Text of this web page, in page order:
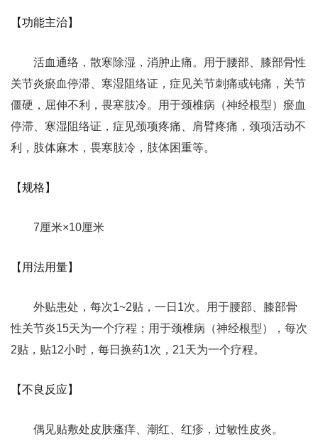
【功能主治】
活血通络，散寒除湿，消肿止痛。用于腰部、膝部骨性
关节炎瘀血停滞、寒湿阻络证，症见关节刺痛或钝痛，关节
僵硬，屈伸不利，畏寒肢冷。用于颈椎病（神经根型）瘀血
停滞、寒湿阻络证，症见颈项疼痛、肩臂疼痛，颈项活动不
利，肢体麻木，畏寒肢冷，肢体困重等。
【规格】
7厘米×10厘米
【用法用量】
外贴患处，每次1~2贴，一日1次。用于腰部、膝部骨
性关节炎15天为一个疗程；用于颈椎病（神经根型），每次
2贴，贴12小时，每日换药1次，21天为一个疗程。
【不良反应】
偶见贴敷处皮肤瘙痒、潮红、红疹，过敏性皮炎。